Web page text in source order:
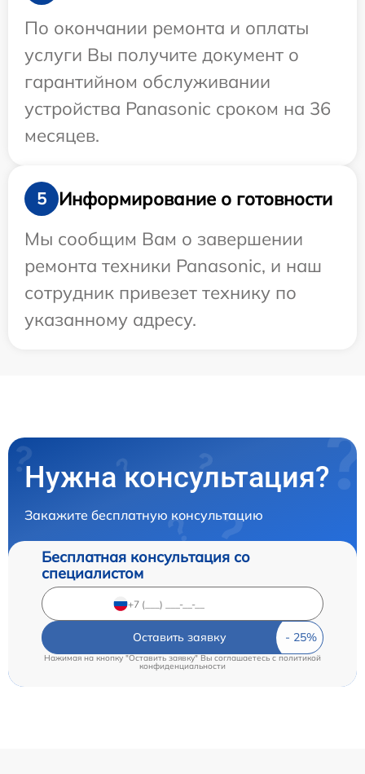
По окончании ремонта и оплаты
услуги Вы получите документ о
гарантийном обслуживании
устройства Panasonic сроком на 36
месяцев.
5
Информирование о готовности
Мы сообщим Вам о завершении
ремонта техники Panasonic, и наш
сотрудник привезет технику по
указанному адресу.
Нужна консультация?
Закажите бесплатную консультацию
Бесплатная консультация со
специалистом
Оставить заявку
Нажимая на кнопку "Оставить заявку" Вы соглашаетесь cполитикой
конфиденциальности